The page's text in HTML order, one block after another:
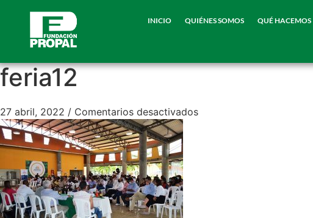
INICIO QUIÉNES SOMOS QUÉ HACEMOS
feria12
27 abril, 2022 / Comentarios desactivados